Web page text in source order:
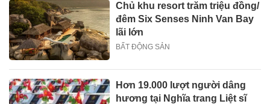
Chủ khu resort trăm triệu đồng/
đêm Six Senses Ninh Van Bay
lãi lớn
BẤT ĐỘNG SẢN
Hơn 19.000 lượt người dâng
hương tại Nghĩa trang Liệt sĩ